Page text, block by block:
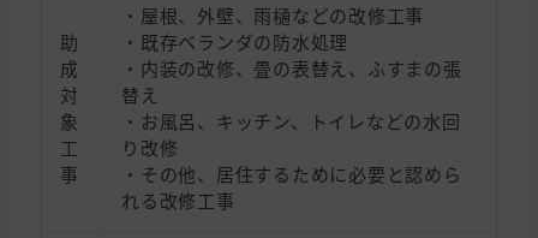
助
成
対
象
工
事
・屋根、外壁、雨樋などの改修工事
・既存ベランダの防水処理
・内装の改修、畳の表替え、ふすまの張
替え
・お風呂、キッチン、トイレなどの水回
り改修
・その他、居住するために必要と認めら
れる改修工事